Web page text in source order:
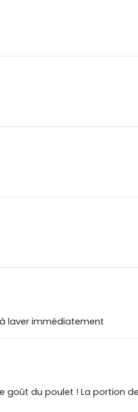
laver immédiatement
du poulet ! La portion